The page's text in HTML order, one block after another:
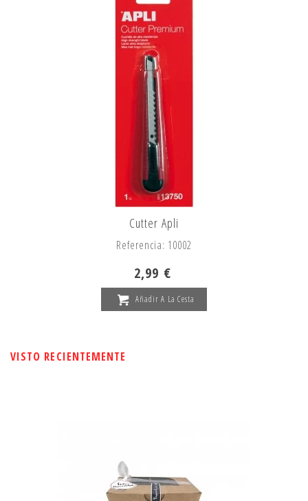
Cutter Apli
Referencia: 10002
2,99 €
Añadir A La Cesta
VISTO RECIENTEMENTE